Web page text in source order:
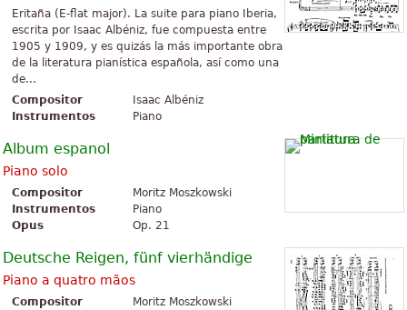
Eritaña (E-flat major). La suite para piano Iberia,
escrita por Isaac Albéniz, fue compuesta entre
1905 y 1909, y es quizás la más importante obra
de la literatura pianística española, así como una
de...
Compositor
Isaac Albéniz
Instrumentos
Piano
Album espanol
Piano solo
Compositor
Moritz Moszkowski
Instrumentos
Piano
Opus
Op. 21
Deutsche Reigen, fünf vierhändige
Piano a quatro mãos
Compositor
Moritz Moszkowski